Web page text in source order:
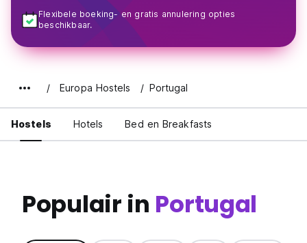
Flexibele boeking- en gratis annulering opties
beschikbaar.
Europa Hostels Portugal
Hostels Hotels Bed en Breakfasts
Populair in Portugal